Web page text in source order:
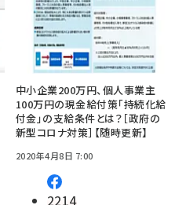
中小企業200万円、個人事業主
100万円の現金給付策「持続化給
付金」の支給条件とは？［政府の
新型コロナ対策］【随時更新】
2020年4月8日 7:00
2214